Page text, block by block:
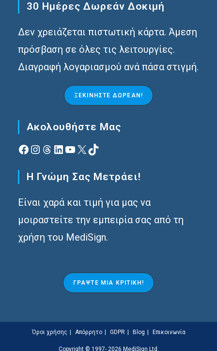
30 Ημέρες Δωρεάν Δοκιμή
Δεν χρειάζεται πιστωτική κάρτα. Άμεση
πρόσβαση σε όλες τις λειτουργίες.
Διαγραφή λογαριασμού ανά πάσα στιγμή.
ΞΕΚΙΝΉΣΤΕ ΔΩΡΕΆΝ!
Ακολουθήστε Μας
Facebook
Instagram
ΝήματαLinkedinYouTube
X TikTok
Η Γνώμη Σας Μετράει!
Είναι χαρά και τιμή για μας να
μοιραστείτε την εμπειρία σας από τη
χρήση του MediSign.
ΓΡΆΨΤΕ ΜΙΑ ΚΡΙΤΙΚΉ!
Όροι χρήσης Απόρρητο GDPR Blog Επικοινωνία
Copyright © 1997- 2026 MediSign Ltd .